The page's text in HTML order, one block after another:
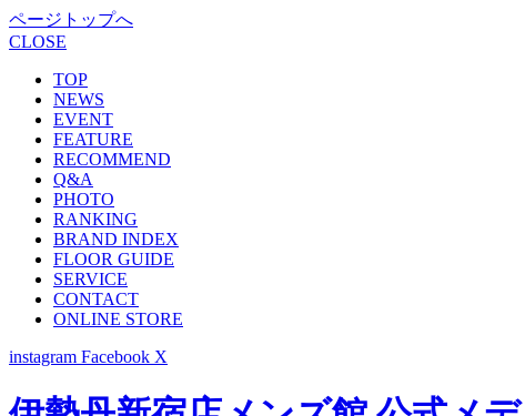
ページトップへ
CLOSE
TOP
NEWS
EVENT
FEATURE
RECOMMEND
Q&A
PHOTO
RANKING
BRAND INDEX
FLOOR GUIDE
SERVICE
CONTACT
ONLINE STORE
instagram Facebook X